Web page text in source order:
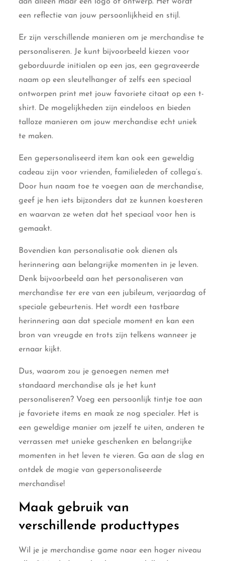
een reflectie van jouw persoonlijkheid en stijl.
Er zijn verschillende manieren om je merchandise te
personaliseren. Je kunt bijvoorbeeld kiezen voor
geborduurde initialen op een jas, een gegraveerde
naam op een sleutelhanger of zelfs een speciaal
ontworpen print met jouw favoriete citaat op een t-
shirt. De mogelijkheden zijn eindeloos en bieden
talloze manieren om jouw merchandise echt uniek
te maken.
Een gepersonaliseerd item kan ook een geweldig
cadeau zijn voor vrienden, familieleden of collega’s.
Door hun naam toe te voegen aan de merchandise,
geef je hen iets bijzonders dat ze kunnen koesteren
en waarvan ze weten dat het speciaal voor hen is
gemaakt.
Bovendien kan personalisatie ook dienen als
herinnering aan belangrijke momenten in je leven.
Denk bijvoorbeeld aan het personaliseren van
merchandise ter ere van een jubileum, verjaardag of
speciale gebeurtenis. Het wordt een tastbare
herinnering aan dat speciale moment en kan een
bron van vreugde en trots zijn telkens wanneer je
ernaar kijkt.
Dus, waarom zou je genoegen nemen met
standaard merchandise als je het kunt
personaliseren? Voeg een persoonlijk tintje toe aan
je favoriete items en maak ze nog specialer. Het is
een geweldige manier om jezelf te uiten, anderen te
verrassen met unieke geschenken en belangrijke
momenten in het leven te vieren. Ga aan de slag en
ontdek de magie van gepersonaliseerde
merchandise!
Maak gebruik van
verschillende producttypes
Wil je je merchandise game naar een hoger niveau